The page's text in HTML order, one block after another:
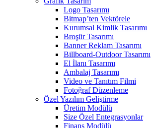
Logo Tasarımı
Bitmap’ten Vektörele
Kurumsal Kimlik Tasarımı
Broşür Tasarımı
Banner Reklam Tasarımı
Billboard-Outdoor Tasarımı
El İlanı Tasarımı
Ambalaj Tasarımı
Video ve Tanıtım Filmi
Fotoğraf Düzenleme
Özel Yazılım Geliştirme
Üretim Modülü
Size Özel Entegrasyonlar
Finans Modülü